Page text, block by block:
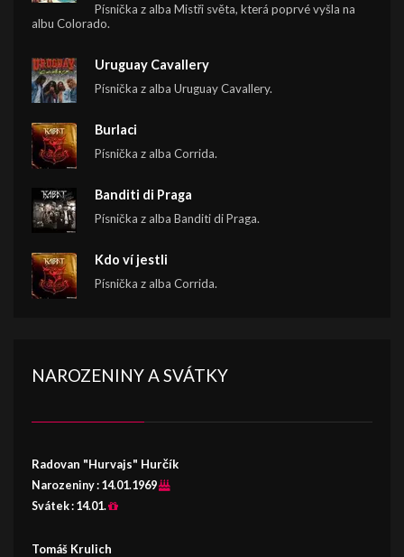
Písnička z alba Mistři světa, která poprvé vyšla na
albu Colorado.
Uruguay Cavallery
Písnička z alba Uruguay Cavallery.
Burlaci
Písnička z alba Corrida.
Banditi di Praga
Písnička z alba Banditi di Praga.
Kdo ví jestli
Písnička z alba Corrida.
NAROZENINY A SVÁTKY
Radovan "Hurvajs" Hurčík
Narozeniny : 14.01.1969
Svátek : 14.01.
Tomáš Krulich